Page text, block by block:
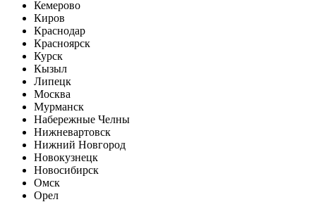
Кемерово
Киров
Краснодар
Красноярск
Курск
Кызыл
Липецк
Москва
Мурманск
Набережные Челны
Нижневартовск
Нижний Новгород
Новокузнецк
Новосибирск
Омск
Орел